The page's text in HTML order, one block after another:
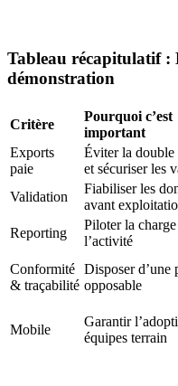
Tableau récapitulatif :
démonstration
Critère
Pourquoi c’est
important
Exports
paie
Éviter la double
et sécuriser les
Validation
Fiabiliser les
avant
Reporting
Piloter la
l’activité
Conformité
& traçabilité
Disposer d’une
opposable
Mobile
Garantir
équipes terrain